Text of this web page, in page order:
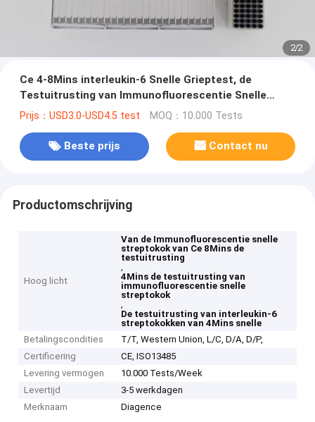
2/2
Ce 4-8Mins interleukin-6 Snelle Grieptest, de
Testuitrusting van Immunofluorescentie Snelle
Streptokok
Prijs：USD3.0-USD4.5 test MOQ：10.000 Tests
Beste prijs Contact nu
Productomschrijving
Hoog licht
Van de Immunofluorescentie snelle
streptokok van Ce 8Mins de
testuitrusting
,
4Mins de testuitrusting van
immunofluorescentie snelle
streptokok
,
De testuitrusting van interleukin-6
streptokokken van 4Mins snelle
Betalingscondities
T/T, Western Union, L/C, D/A, D/P,
Certificering
CE, ISO13485
Levering vermogen
10.000 Tests/Week
Levertijd
3-5 werkdagen
Merknaam
Diagence